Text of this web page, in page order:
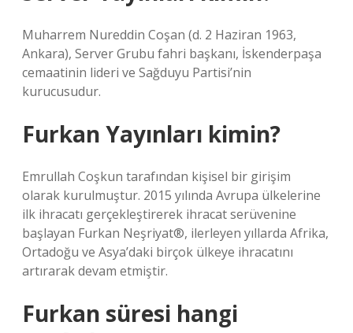
Muharrem Nureddin Coşan (d. 2 Haziran 1963,
Ankara), Server Grubu fahri başkanı, İskenderpaşa
cemaatinin lideri ve Sağduyu Partisi’nin
kurucusudur.
Furkan Yayınları kimin?
Emrullah Coşkun tarafından kişisel bir girişim
olarak kurulmuştur. 2015 yılında Avrupa ülkelerine
ilk ihracatı gerçekleştirerek ihracat serüvenine
başlayan Furkan Neşriyat®, ilerleyen yıllarda Afrika,
Ortadoğu ve Asya’daki birçok ülkeye ihracatını
artırarak devam etmiştir.
Furkan süresi hangi